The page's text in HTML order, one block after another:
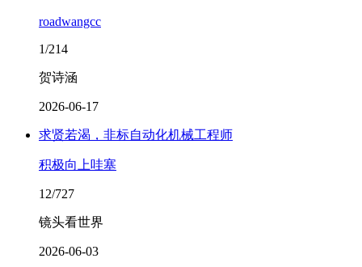
roadwangcc
1/214
贺诗涵
2026-06-17
求贤若渴，非标自动化机械工程师
积极向上哇塞
12/727
镜头看世界
2026-06-03